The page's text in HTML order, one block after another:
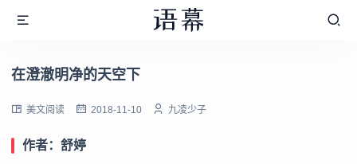
在澄澈明净的天空下
美文阅读 2018-11-10 九凌少子
作者：舒婷